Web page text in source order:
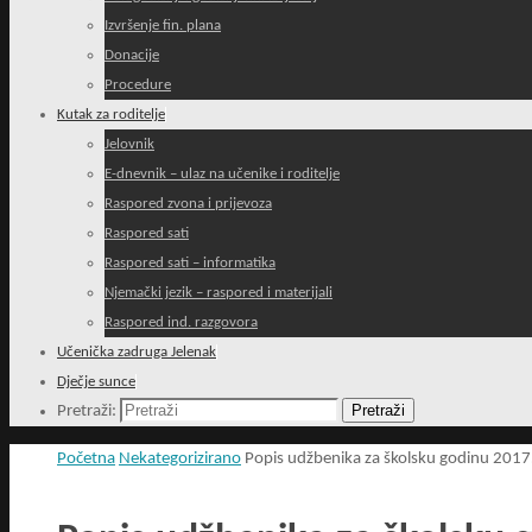
Izvršenje fin. plana
Donacije
Procedure
Kutak za roditelje
Jelovnik
E-dnevnik – ulaz na učenike i roditelje
Raspored zvona i prijevoza
Raspored sati
Raspored sati – informatika
Njemački jezik – raspored i materijali
Raspored ind. razgovora
Učenička zadruga Jelenak
Dječje sunce
Pretraži: Pretraži
Početna Nekategorizirano Popis udžbenika za školsku godinu